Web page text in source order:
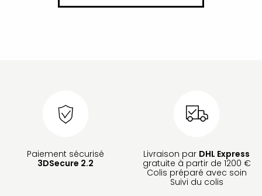
Paiement sécurisé
3DSecure 2.2
Livraison par DHL Express
gratuite à partir de 1200 €
Colis préparé avec soin
Suivi du colis